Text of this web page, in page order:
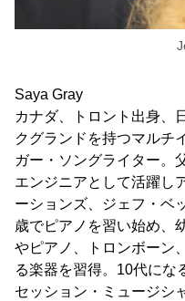
Saya Gray
カナダ、トロント出身、
クグランドを持つマルチ
ガー・ソングライター。
エンジニアとして活躍し
ーションズ、ジェフ・ベ
歳でピアノを習い始め、
やピアノ、トロンボーン
る楽器を習得。10代にな
セッション・ミュージシ